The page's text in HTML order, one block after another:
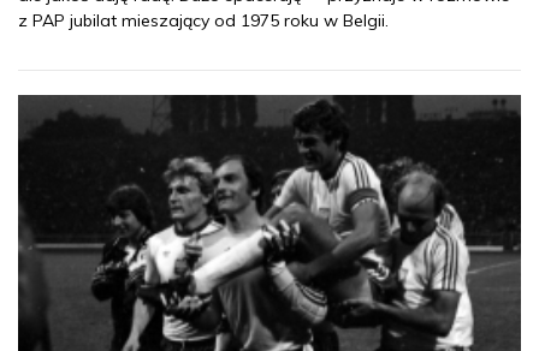
z PAP jubilat mieszający od 1975 roku w Belgii.